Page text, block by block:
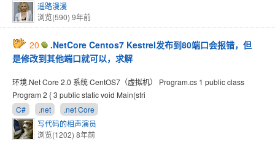
遥路漫漫
浏览(590) 9年前
20
.NetCore Centos7 Kestrel发布到80端口会报错，但
是修改到其他端口就可以，求解
环境.Net Core 2.0 系统 CentOS7（虚拟机） Program.cs 1 public class
Program 2 { 3 public static void Main(stri
C#
.net
.net Core
写代码的相声演员
浏览(1202) 8年前